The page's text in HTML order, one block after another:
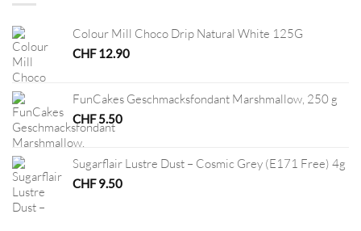
Colour Mill Choco Drip Natural White 125G
CHF12.90
FunCakes Geschmacksfondant Marshmallow, 250 g
CHF5.50
Sugarflair Lustre Dust – Cosmic Grey (E171 Free) 4g
CHF9.50